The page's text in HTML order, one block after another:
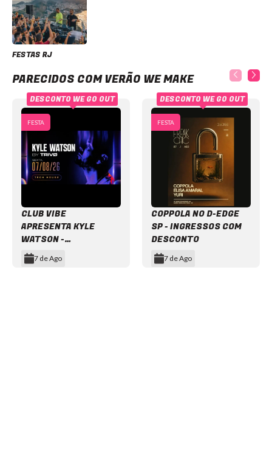
FESTAS RJ
PARECIDOS COM VERÃO WE MAKE
FESTA
CLUB VIBE
APRESENTA KYLE
WATSON -
INGRESSOS COM
DESCONTO
7 de Ago
DESCONTO WE GO OUT
FESTA
COPPOLA NO D-EDGE
SP - INGRESSOS COM
DESCONTO
7 de Ago
DESCONTO WE GO OUT